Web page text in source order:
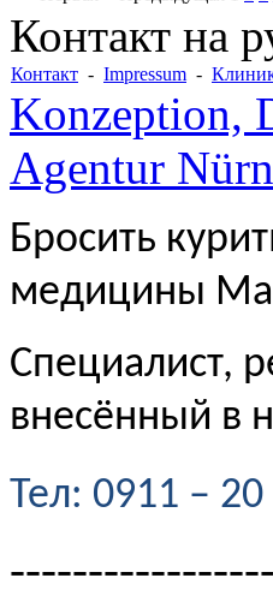
Контакт на
Контакт - Impressum -
Konzeption,
Agentur
Бросить
медицины
Специалист,
внесённый в
Teл: 0911 –